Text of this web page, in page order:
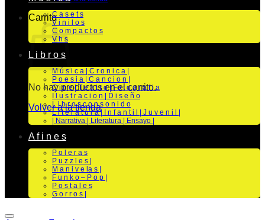
Carrito
No hay productos en el carrito.
Volver a la tienda
C a s e t s
V i n i l o s
C o m p a c t o s
V h s
L i b r o s
M ú s i c a | C r o n i c a |
P o e s i a | C a n c i o n |
C i n e | T e a t r o | Fo t o g r a f i a
I l u s t r a c i o n | D i s e ñ o
L i b r o s c o n s o n i d o
L i t e r a t u r a | I n f a n t i l | J u v e n i l |
| Narrativa | Literatura | Ensayo |
A f i n e s
P o l e r a s
P u z z l e s |
M a n i v e la s |
F u n k o – P o p |
P o s t a l e s
G o r r o s |